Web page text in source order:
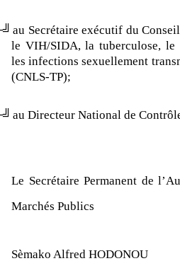
au Secrétaire exécutif du
le VIH/SIDA, la tuberculose, le
les infections sexuellement
(CNLS-TP);
au Directeur National de
Le Secrétaire Permanent de
Marchés Publics
Sèmako Alfred HODONOU